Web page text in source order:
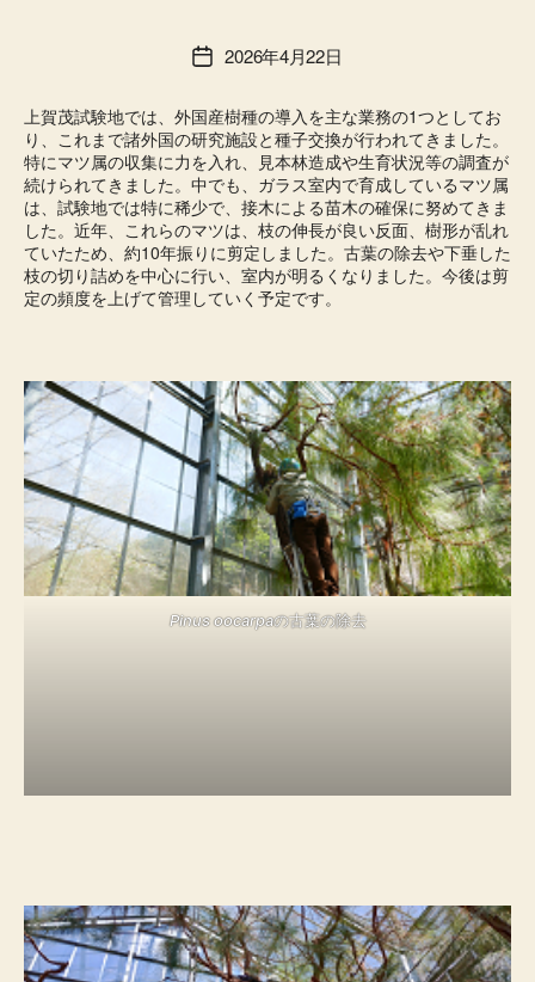
投
日
2026年4月22日
上賀茂試験地では、外国産樹種の導入を主な業務の1つとしてお
り、これまで諸外国の研究施設と種子交換が行われてきました。
特にマツ属の収集に力を入れ、見本林造成や生育状況等の調査が
続けられてきました。中でも、ガラス室内で育成しているマツ属
は、試験地では特に稀少で、接木による苗木の確保に努めてきま
した。近年、これらのマツは、枝の伸長が良い反面、樹形が乱れ
ていたため、約10年振りに剪定しました。古葉の除去や下垂した
枝の切り詰めを中心に行い、室内が明るくなりました。今後は剪
定の頻度を上げて管理していく予定です。
Pinus oocarpaの古葉の除去